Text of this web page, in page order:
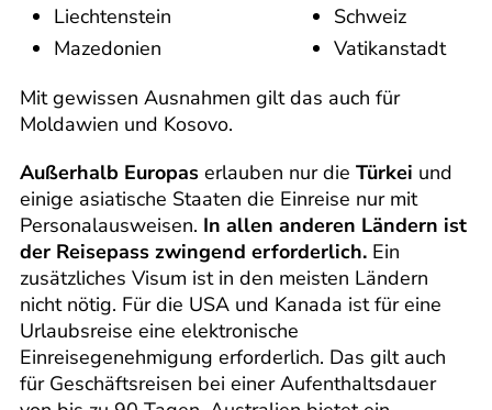
Liechtenstein
Mazedonien
Schweiz
Vatikanstadt
Mit gewissen Ausnahmen gilt das auch für
Moldawien und Kosovo.
Außerhalb Europas erlauben nur die Türkei und
einige asiatische Staaten die Einreise nur mit
Personalausweisen. In allen anderen Ländern ist
der Reisepass zwingend erforderlich. Ein
zusätzliches Visum ist in den meisten Ländern
nicht nötig. Für die USA und Kanada ist für eine
Urlaubsreise eine elektronische
Einreisegenehmigung erforderlich. Das gilt auch
für Geschäftsreisen bei einer Aufenthaltsdauer